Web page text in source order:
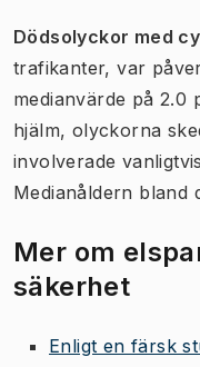
Dödsolyckor med
trafikanter, var
medianvärde på 2.0
hjälm, olyckorna
involverade
Medianåldern bland
Mer om
säkerhet
Enligt en färsk